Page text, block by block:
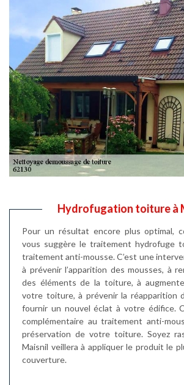
Hydrofugation toiture à
Pour un résultat encore plus optimal,
vous suggère le traitement hydrofuge
traitement anti-mousse. C’est une
à prévenir l’apparition des mousses, à
des éléments de la toiture, à
votre toiture, à prévenir la réapparition
fournir un nouvel éclat à votre édifice.
complémentaire au traitement anti-
préservation de votre toiture. Soyez
Maisnil veillera à appliquer le produit le
couverture.